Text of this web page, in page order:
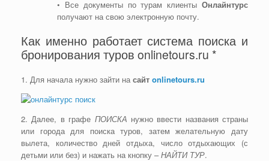
• Все документы по турам клиенты Онлайнтурс
получают на свою электронную почту.
Как именно работает система поиска и
бронирования туров onlinetours.ru *
1. Для начала нужно зайти на сайт onlinetours.ru
2. Далее, в графе ПОИСКА нужно ввести названия страны
или города для поиска туров, затем желательную дату
вылета, количество дней отдыха, число отдыхающих (с
детьми или без) и нажать на кнопку –НАЙТИ ТУР.